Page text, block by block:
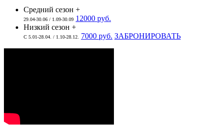
Средний сезон +
29.04-30.06 / 1.09-30.09 12000 руб.
Низкий сезон +
С 5.01-28.04. / 1.10-28.12. 7000 руб. ЗАБРОНИРОВАТЬ